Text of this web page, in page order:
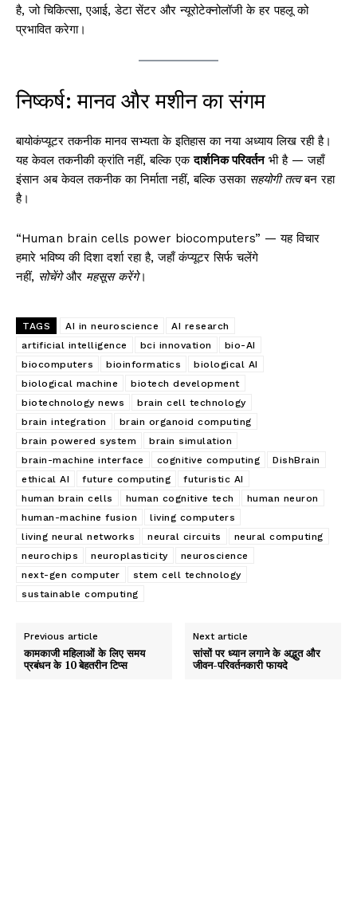
है, जो चिकित्सा, एआई, डेटा सेंटर और न्यूरोटेक्नोलॉजी के हर पहलू को
प्रभावित करेगा।
निष्कर्ष: मानव और मशीन का संगम
बायोकंप्यूटर तकनीक मानव सभ्यता के इतिहास का नया अध्याय लिख रही है।
यह केवल तकनीकी क्रांति नहीं, बल्कि एकदार्शनिक परिवर्तनभी है — जहाँ
इंसान अब केवल तकनीक का निर्माता नहीं, बल्कि उसका सहयोगी तत्वबन रहा
है।
“Human brain cells power biocomputers” — यह विचार
हमारे भविष्य की दिशा दर्शा रहा है, जहाँ कंप्यूटर सिर्फ चलेंगे
नहीं, सोचेंगेऔर महसूस करेंगे।
TAGS AI in neuroscience
AI research
artificial intelligence
bci innovation
bio-AI
biocomputers
bioinformatics
biological AI
biological machine
biotech development
biotechnology news
brain cell technology
brain integration
brain organoid computing
brain powered system
brain simulation
brain-machine interface
cognitive computing
DishBrain
ethical AI
future computing
futuristic AI
human brain cells
human cognitive tech
human neuron
human-machine fusion
living computers
living neural networks
neural circuits
neural computing
neurochips
neuroplasticity
neuroscience
next-gen computer
stem cell technology
sustainable computing
Previous article
कामकाजी महिलाओं के लिए समय
प्रबंधन के 10 बेहतरीन टिप्स
Next article
सांसों पर ध्यान लगाने के अद्भुत और
जीवन-परिवर्तनकारी फायदे